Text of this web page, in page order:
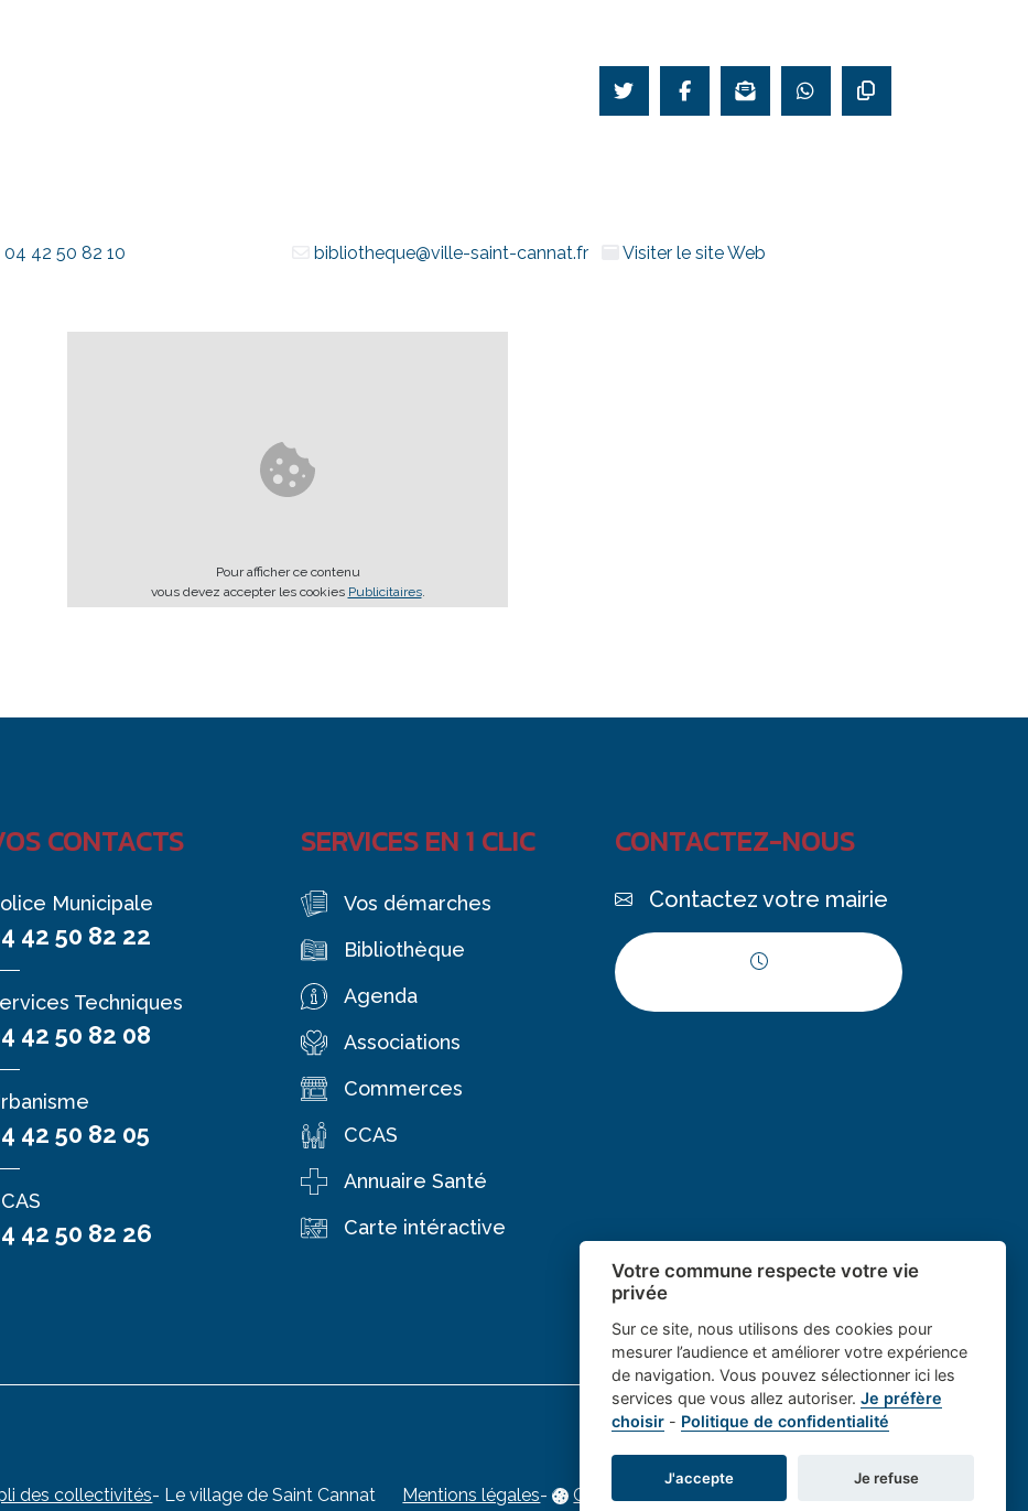
04 42 50 82 10 bibliotheque@ville-saint-cannat.fr Visiter le site Web
Pour afficher ce contenu
vous devez accepter les cookies Publicitaires.
CONTACTS
Municipale
42 50 82 22
Techniques
42 50 82 08
42 50 82 05
42 50 82 26
SERVICES EN 1 CLIC
Vos démarches
Bibliothèque
Agenda
Associations
Commerces
CCAS
Annuaire Santé
Carte intéractive
CONTACTEZ-NOUS
Contactez votre mairie
des collectivités- Le village de Saint Cannat Mentions légales- Gestion des cookies
Votre commune respecte votre vie
privée
Sur ce site, nous utilisons des cookies pour
mesurer l’audience et améliorer votre expérience
de navigation. Vous pouvez sélectionner ici les
services que vous allez autoriser. Je préfère
choisir- Politique de confidentialité
J'accepte Je refuse